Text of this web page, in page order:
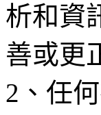
析和資
善或更
2、任